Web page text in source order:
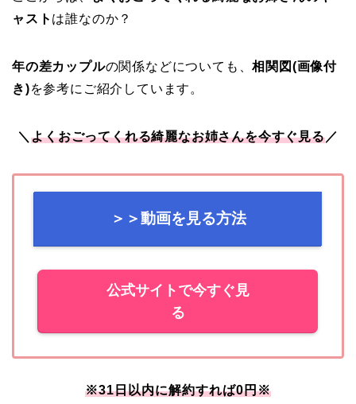
ャスト は誰なのか？
年の差カップルの関係などについても、相関図(画像付
き)を参考にご紹介しています。
＼よくおごってくれる綺麗なお姉さんを今すぐ見る／
＞＞動画を見る方法
公式サイトで今すぐ見
る
※31日以内に解約すれば0円※